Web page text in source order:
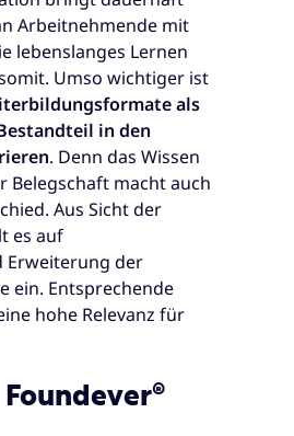
Arbeitnehmende mit
lebenslanges Lernen
Umso wichtiger ist
als
in den
. Denn das Wissen
Belegschaft macht auch
Aus Sicht der
es auf
Erweiterung der
ein. Entsprechende
hohe Relevanz für